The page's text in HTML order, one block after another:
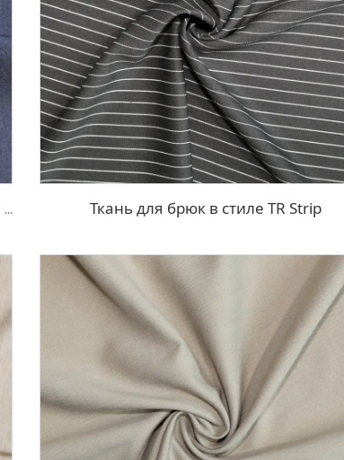
Ткань, похожая на деним, из полиэстера и вискозы Ткань для брюк в стиле TR Strip